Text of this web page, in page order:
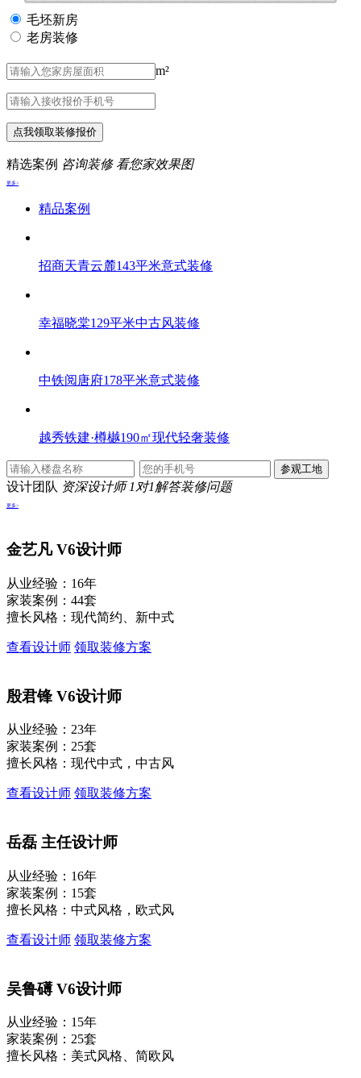
毛坯新房
老房装修
m²
点我领取装修报价
精选案例 咨询装修 看您家效果图
更多>
精品案例
招商天青云麓143平米意式装修
幸福晓棠129平米中古风装修
中铁阅唐府178平米意式装修
越秀铁建·樽樾190㎡现代轻奢装修
设计团队 资深设计师 1对1解答装修问题
更多>
金艺凡V6设计师
从业经验：16年
家装案例：44套
擅长风格：现代简约、新中式
查看设计师 领取装修方案
殷君锋 V6设计师
从业经验：23年
家装案例：25套
擅长风格：现代中式，中古风
查看设计师 领取装修方案
岳磊 主任设计师
从业经验：16年
家装案例：15套
擅长风格：中式风格，欧式风
查看设计师 领取装修方案
吴鲁礡V6设计师
从业经验：15年
家装案例：25套
擅长风格：美式风格、简欧风